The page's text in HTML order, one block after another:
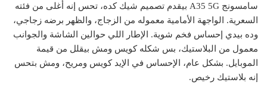
سامسونج A35 5G بيقدم تصميم شيك كده، تحس إنه أغلى من فئته
السعرية. الواجهة الأمامية معموله من الزجاج، والظهر برضه زجاجي،
وده بيدي إحساس فخم شوية. الإطار اللي حوالين الشاشة والجوانب
معمول من البلاستيك، بس شكله كويس ومش بيقلل من قيمة
الموبايل. بشكل عام، الإحساس في الإيد كويس ومريح، ومش بتحس
إنه بلاستيك رخيص.